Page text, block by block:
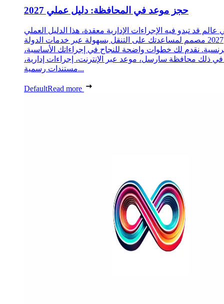
حجز موعد في المحافظة: دليل عملي 2027
عالم قد تبدو فيه الإجراءات الإدارية معقدة، هذا الدليل العملي
2027 مصمم لمساعدتك على التنقل بسهولة عبر خدمات الدولة
نقدم لك خطوات واضحة للنجاح في إجراءاتك الأساسية،
في ذلك محافظة سارسل، موعد عبر الإنترنت، إجراءات إدارية،
مستندات رسمية...
DefaultRead more